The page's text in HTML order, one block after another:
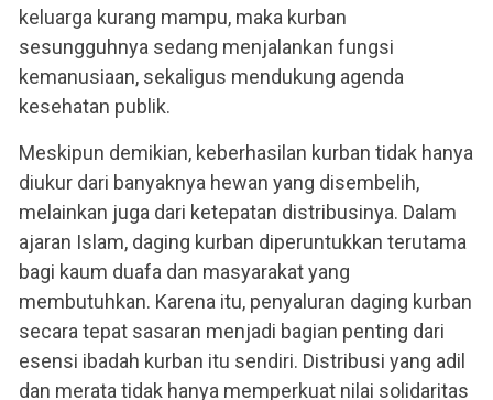
keluarga kurang mampu, maka kurban
sesungguhnya sedang menjalankan fungsi
kemanusiaan, sekaligus mendukung agenda
kesehatan publik.
Meskipun demikian, keberhasilan kurban tidak hanya
diukur dari banyaknya hewan yang disembelih,
melainkan juga dari ketepatan distribusinya. Dalam
ajaran Islam, daging kurban diperuntukkan terutama
bagi kaum duafa dan masyarakat yang
membutuhkan. Karena itu, penyaluran daging kurban
secara tepat sasaran menjadi bagian penting dari
esensi ibadah kurban itu sendiri. Distribusi yang adil
dan merata tidak hanya memperkuat nilai solidaritas